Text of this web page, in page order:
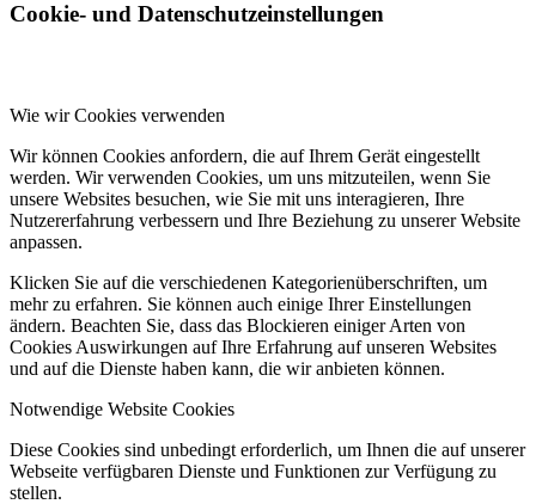
Cookie- und Datenschutzeinstellungen
Wie wir Cookies verwenden
Wir können Cookies anfordern, die auf Ihrem Gerät eingestellt
werden. Wir verwenden Cookies, um uns mitzuteilen, wenn Sie
unsere Websites besuchen, wie Sie mit uns interagieren, Ihre
Nutzererfahrung verbessern und Ihre Beziehung zu unserer Website
anpassen.
Klicken Sie auf die verschiedenen Kategorienüberschriften, um
mehr zu erfahren. Sie können auch einige Ihrer Einstellungen
ändern. Beachten Sie, dass das Blockieren einiger Arten von
Cookies Auswirkungen auf Ihre Erfahrung auf unseren Websites
und auf die Dienste haben kann, die wir anbieten können.
Notwendige Website Cookies
Diese Cookies sind unbedingt erforderlich, um Ihnen die auf unserer
Webseite verfügbaren Dienste und Funktionen zur Verfügung zu
stellen.